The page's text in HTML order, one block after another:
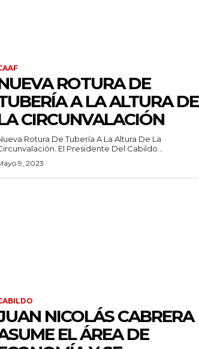
ROTURA DE
A LA ALTURA DE
CIRCUNVALACIÓN
Rotura De Tubería A La Altura De La
El Presidente Del Cabildo...
9, 2023
NICOLÁS CABRERA
EL ÁREA DE